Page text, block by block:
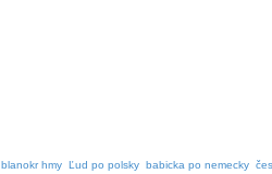
blanokr hmy Ľud po polsky babicka po nemecky